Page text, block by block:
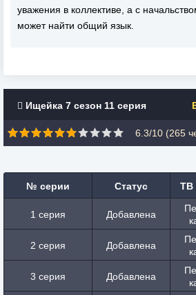
уважения в коллективе, а с
может найти общий язык.
Ищейка 7 сезон 11 серия
6.3/10 (265
№ серии Статус ТВ
1 серия Добавлена
2 серия Добавлена
3 серия Добавлена